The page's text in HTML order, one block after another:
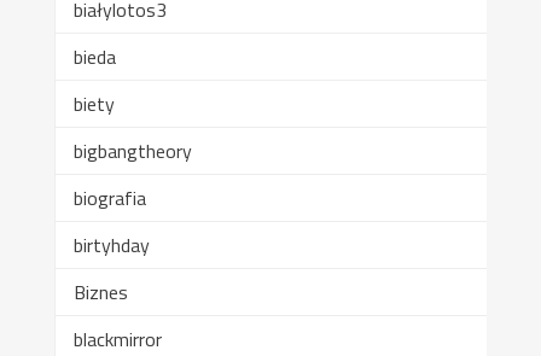
białylotos3
bieda
biety
bigbangtheory
biografia
birtyhday
Biznes
blackmirror